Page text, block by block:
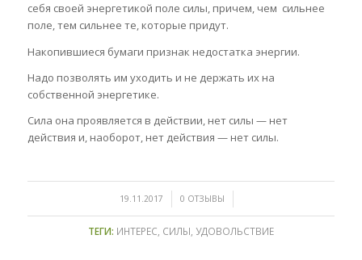
себя своей энергетикой поле силы, причем, чем сильнее
поле, тем сильнее те, которые придут.
Накопившиеся бумаги признак недостатка энергии.
Надо позволять им уходить и не держать их на
собственной энергетике.
Сила она проявляется в действии, нет силы — нет
действия и, наоборот, нет действия — нет силы.
19.11.2017
/ 0 ОТЗЫВЫ
/
ТЕГИ: ИНТЕРЕС СИЛЫ УДОВОЛЬСТВИЕ